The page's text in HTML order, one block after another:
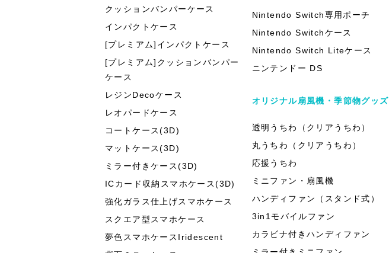
クッションバンパーケース
インパクトケース
[プレミアム]インパクトケース
[プレミアム]クッションバンパー
ケース
レジンDecoケース
レオパードケース
コートケース(3D)
マットケース(3D)
ミラー付きケース(3D)
ICカード収納スマホケース(3D)
強化ガラス仕上げスマホケース
スクエア型スマホケース
夢色スマホケースIridescent
Nintendo Switch専用ポーチ
Nintendo Switchケース
Nintendo Switch Liteケース
ニンテンドー DS
オリジナル扇風機・季節物グッズ
透明うちわ（クリアうちわ）
丸うちわ（クリアうちわ）
応援うちわ
ミニファン・扇風機
ハンディファン（スタンド式）
3in1モバイルファン
カラビナ付きハンディファン